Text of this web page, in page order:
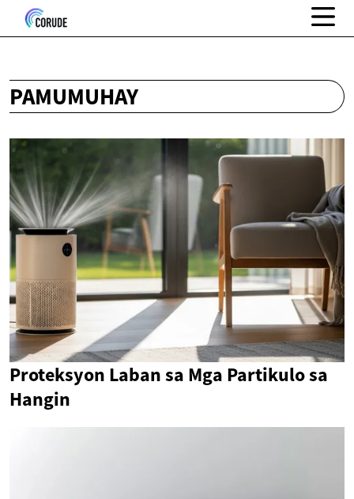
PAMUMUHAY
Proteksyon Laban sa Mga Partikulo sa
Hangin